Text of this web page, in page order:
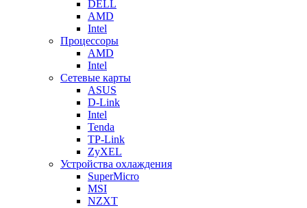
DELL
AMD
Intel
Процессоры
AMD
Intel
Сетевые карты
ASUS
D-Link
Intel
Tenda
TP-Link
ZyXEL
Устройства охлаждения
SuperMicro
MSI
NZXT